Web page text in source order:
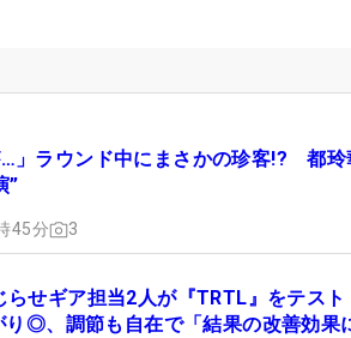
…」ラウンド中にまさかの珍客!? 都玲
”
45分 3
らせギア担当2人が『TRTL』をテスト
り◎、調節も自在で「結果の改善効果